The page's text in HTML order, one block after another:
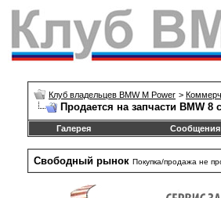
Клуб владельцев BMW M Power >
Продается на запчасти BMW 8
Галерея Сообщения
Свободный рынок Покупка/продажа не